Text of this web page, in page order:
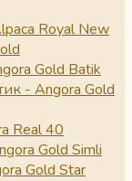
Royal New
Gold Batik
- Angora Gold
Real 40
Gold Simli
Gold Star